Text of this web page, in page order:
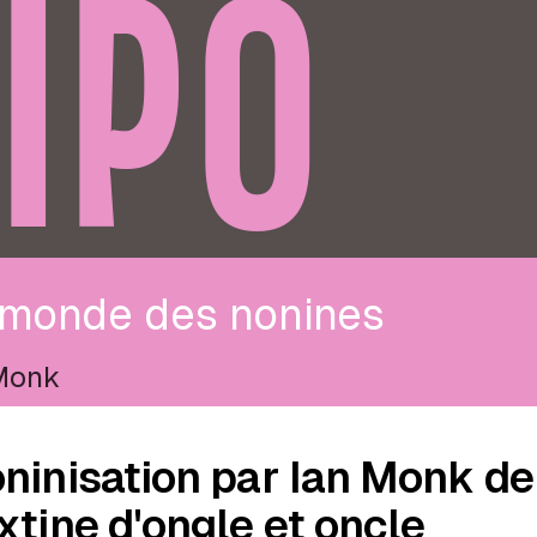
des nonines
par Ian Monk
d'ongle et oncle